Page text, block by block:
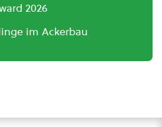
2026
im Ackerbau